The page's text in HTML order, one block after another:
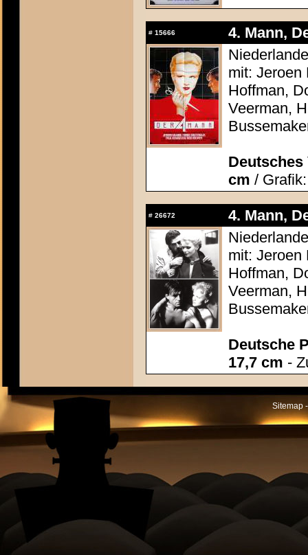
# 15666
4. Mann,
mit: Jeroen
Hoffman,
Veerman,
Deutsches
cm /
# 26672
4. Mann,
mit: Jeroen
Hoffman,
Veerman,
Deutsche
17,7 cm -
Sitemap